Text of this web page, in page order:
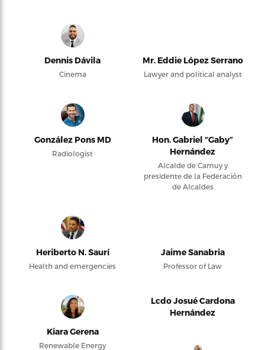
Dennis Dávila
Cinema
Mr. Eddie López Serrano
Lawyer and political analyst
González Pons MD
Radiologist
Hon. Gabriel “Gaby”
Hernández
Alcalde de Camuy y
presidente de la Federación
de Alcaldes
Heriberto N. Saurí
Health and emergencies
Jaime Sanabria
Professor of Law
Kiara Gerena
Renewable Energy
Lcdo Josué Cardona
Hernández